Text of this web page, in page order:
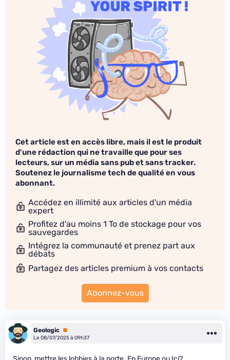
Cet article est en accès libre, mais il est le produit
d'une rédaction qui ne travaille que pour ses
lecteurs, sur un média sans pub et sans tracker.
Soutenez le journalisme tech de qualité en vous
abonnant.
Accédez en illimité aux articles d'un média
expert
Profitez d'au moins 1 To de stockage pour vos
sauvegardes
Intégrez la communauté et prenez part aux
débats
Partagez des articles premium à vos contacts
Abonnez-vous
Geologic Premium
Le 08/07/2025 à 09h37